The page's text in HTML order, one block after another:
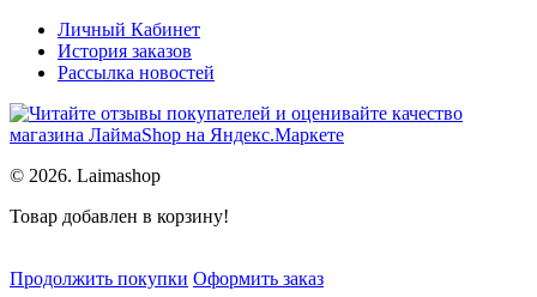
Личный Кабинет
История заказов
Рассылка новостей
© 2026. Laimashop
Товар добавлен в корзину!
Продолжить покупки Оформить заказ